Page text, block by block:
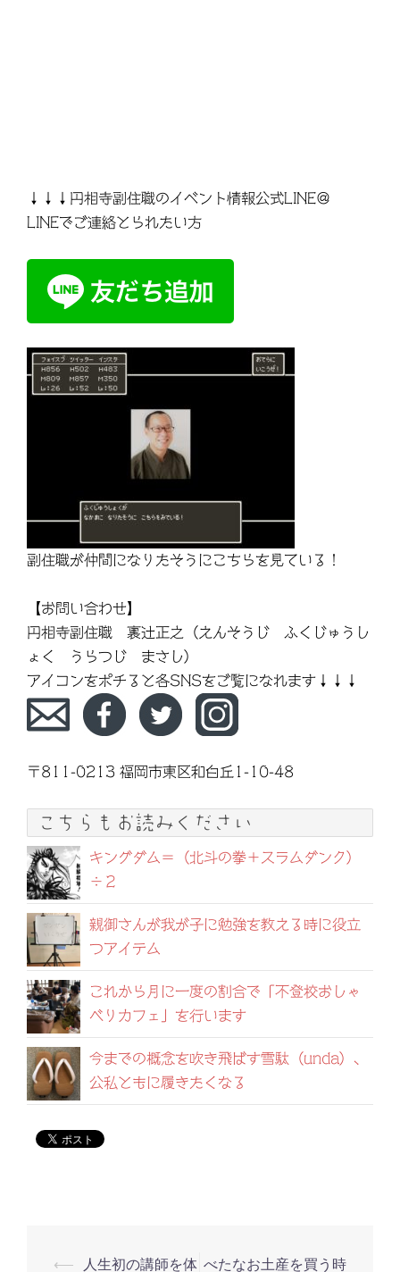
↓↓↓円相寺副住職のイベント情報公式LINE＠
LINEでご連絡とられたい方
副住職が仲間になりたそうにこちらを見ている！
【お問い合わせ】
円相寺副住職 裏辻正之（えんそうじ ふくじゅうし
ょく うらつじ まさし）
アイコンをポチると各SNSをご覧になれます↓↓↓
〒811-0213 福岡市東区和白丘1-10-48
こちらもお読みください
キングダム＝（北斗の拳＋スラムダンク）
÷２
親御さんが我が子に勉強を教える時に役立
つアイテム
これから月に一度の割合で「不登校おしゃ
べりカフェ」を行います
今までの概念を吹き飛ばす雪駄（unda）、
公私ともに履きたくなる
⟵ 人生初の講師を体 べたなお土産を買う時